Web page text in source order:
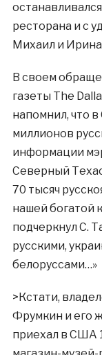
ресторана и с
Михаил и
В своем
газеты The
напомнил, что
миллионов
информации
Северный
70 тысяч
нашей богатой
подчеркнул С.
русскими,
белоруссами…»
>Кстати,
Фрумкин и его
приехал в США